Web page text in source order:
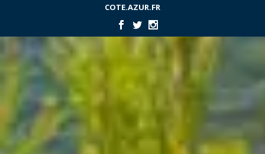
COTE.AZUR.FR